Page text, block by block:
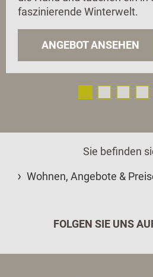
faszinierende Winterwelt.
ANGEBOT ANSEHEN
Sie befinden
Wohnen, Angebote &
FOLGEN SIE UNS